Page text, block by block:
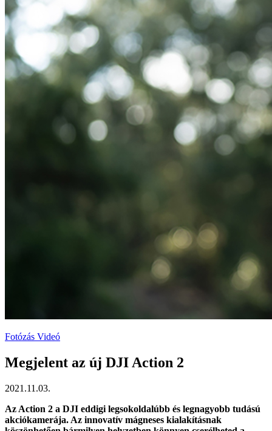
Fotózás Videó
Megjelent az új DJI Action 2
2021.11.03.
Az Action 2 a DJI eddigi legsokoldalúbb és legnagyobb tudású
akciókamerája. Az innovatív mágneses kialakításnak